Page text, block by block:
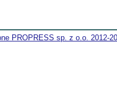
PROPRESS sp. z o.o. 2012-